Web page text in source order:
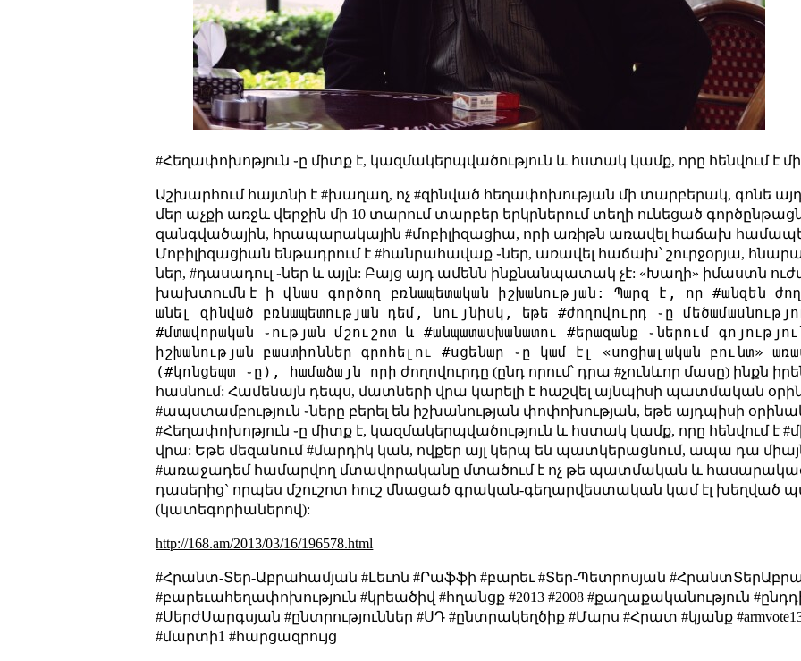
#Հեղափոխոթյուն ֊ը միտք է, կազմակերպվածություն և հստակ կամք, որը հենվում է
Աշխարհում հայտնի է #խաղաղ, ոչ #զինված հեղափոխության մի տարբերակ, գոնե
մեր աչքի առջև վերջին մի 10 տարում տարբեր երկրներում տեղի ունեցած
զանգվածային, հրապարակային #մոբիլիզացիա, որի առիթն առավել հաճախ
Մոբիլիզացիան ենթադրում է #հանրահավաք ֊ներ, առավել հաճախ՝ շուրջօրյա,
ներ, #դասադուլ ֊ներ և այլն: Բայց այդ ամենն ինքնանպատակ չէ: «Խաղի» իմաստն
խախտումն է ի վնաս գործող բռնապետական իշխանության: Պարզ է, որ #անզեն
անել զինված բռնապետության դեմ, նույնիսկ, եթե #ժողովուրդ ֊ը
#մտավորական ֊ության մշուշոտ և #անպատասխանատու #երազանք ֊ներում
իշխանության բաստիոններ գրոհելու #սցենար ֊ը կամ էլ «սոցիալական բունտ»
(#կոնցեպտ ֊ը), համաձայն որի ժողովուրդը (ընդ որում՝ դրա #չունևոր մասը) ինքն
հասնում: Համենայն դեպս, մատների վրա կարելի է հաշվել այնպիսի պատմական
#ապստամբություն ֊ները բերել են իշխանության փոփոխության, եթե այդպիսի
#Հեղափոխոթյուն ֊ը միտք է, կազմակերպվածություն և հստակ կամք, որը հենվում է
վրա: Եթե մեզանում #մարդիկ կան, ովքեր այլ կերպ են պատկերացնում, ապա դա միայն
#առաջադեմ համարվող մտավորականը մտածում է ոչ թե պատմական և
դասերից` որպես մշուշոտ հուշ մնացած գրական-գեղարվեստական կամ էլ խեղված
(կատեգորիաներով):
http://168.am/2013/03/16/196578.html
#Հրանտ-Տեր-Աբրահամյան #Լեւոն #Րաֆֆի #բարեւ #Տեր-Պետրոսյան
#բարեւահեղափոխություն #կրեածիվ #հղանցք #2013 #2008 #քաղաքականություն
#ՍերժՍարգսյան #ընտրություններ #ՍԴ #ընտրակեղծիք #Մարս #Հրատ #կյանք #armvote13
#մարտի1 #հարցազրույց